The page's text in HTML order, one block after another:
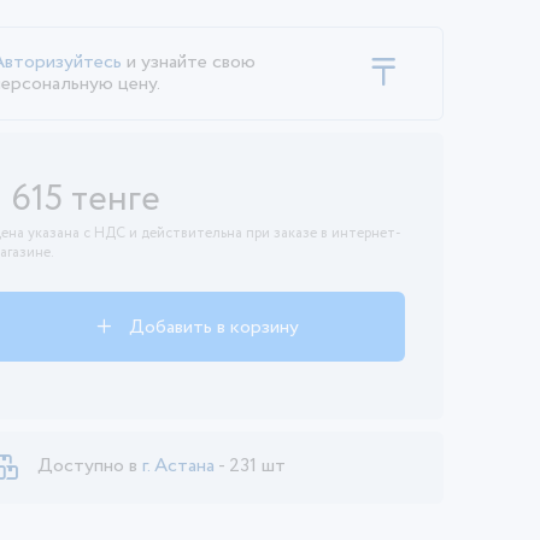
и узнайте свою
цену.
615 тенге
указана с НДС и действительна при заказе в интернет-
Добавить в корзину
Доступно в г. Астана - 231 шт